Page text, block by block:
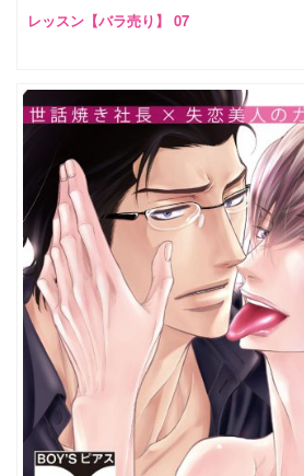
レッスン【バラ売り】 07